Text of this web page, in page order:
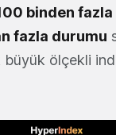
binden fazla
fazla durumu
büyük ölçekli